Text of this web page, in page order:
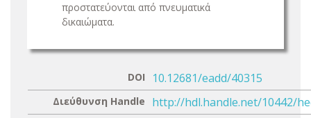
προστατεύονται από πνευματικά
δικαιώματα.
DOI 10.12681/eadd/40315
Διεύθυνση Handle http://hdl.handle.net/10442/